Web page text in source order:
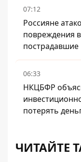
07:12
Россияне
повреждения
пострадавшие
06:33
НКЦБФР
потерять
ЧИТАЙТЕ